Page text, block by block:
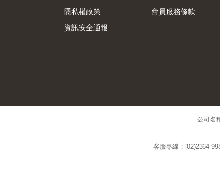
隱私權政策
資訊安全通報
會員服務條款
公司名
客服專線：(02)2364-